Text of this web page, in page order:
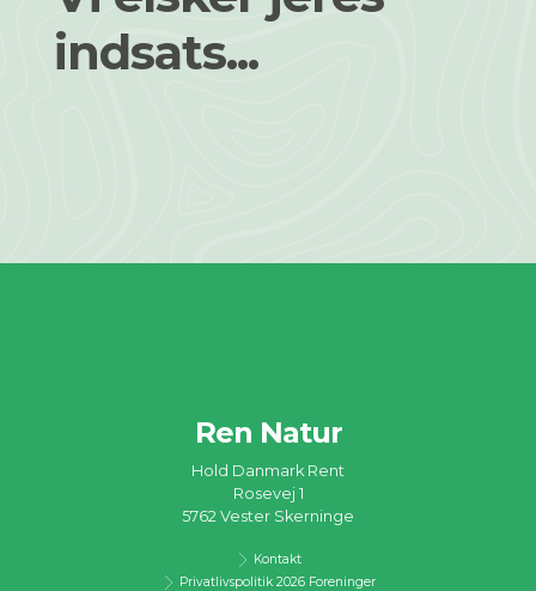
indsats...
Ren Natur
Hold Danmark Rent
Rosevej 1
5762 Vester Skerninge
Kontakt
Privatlivspolitik 2026 Foreninger